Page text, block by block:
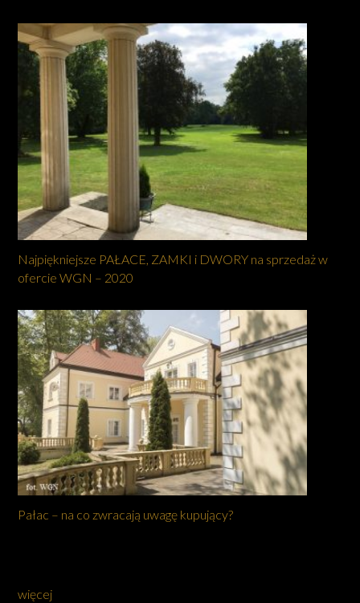
Najpiękniejsze PAŁACE, ZAMKI i DWORY na sprzedaż w
ofercie WGN – 2020
Pałac – na co zwracają uwagę kupujący?
więcej